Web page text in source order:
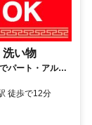
洗い物
パート・アルバ
徒歩で12分